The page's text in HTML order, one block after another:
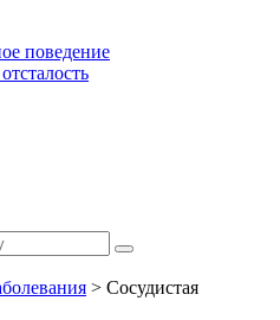
поведение
> Сосудистая